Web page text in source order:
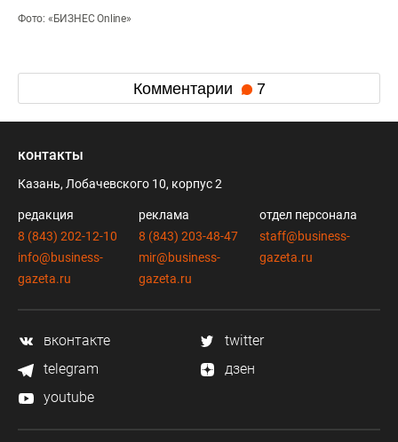
Фото: «БИЗНЕС Online»
Комментарии 7
контакты
Казань, Лобачевского 10, корпус 2
редакция
8 (843) 202-12-10
info@business-
gazeta.ru
реклама
8 (843) 203-48-47
mir@business-
gazeta.ru
отдел персонала
staff@business-
gazeta.ru
вконтакте
twitter
telegram
дзен
youtube